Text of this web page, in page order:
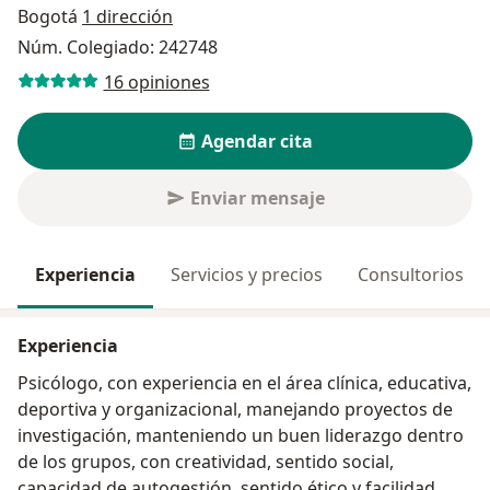
Bogotá 1 dirección
Núm. Colegiado: 242748
16 opiniones
Agendar cita
Enviar mensaje
Experiencia Servicios y precios Consultorios
Experiencia
Psicólogo, con experiencia en el área clínica, educativa,
deportiva y organizacional, manejando proyectos de
investigación, manteniendo un buen liderazgo dentro
de los grupos, con creatividad, sentido social,